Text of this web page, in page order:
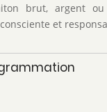
brut, argent
et